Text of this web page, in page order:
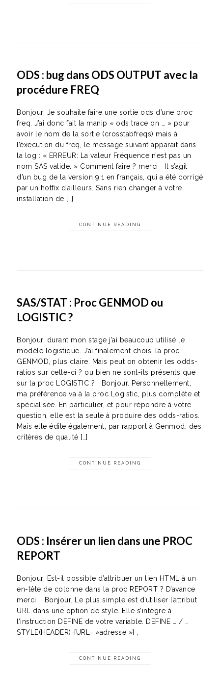
ODS : bug dans ODS OUTPUT avec la
procédure FREQ
Bonjour, Je souhaite faire une sortie ods d’une proc
freq. J’ai donc fait la manip « ods trace on … » pour
avoir le nom de la sortie (crosstabfreqs) mais à
l’éxecution du freq, le message suivant apparait dans
la log : « ERREUR: La valeur Fréquence n’est pas un
nom SAS valide. » Comment faire ? merci Il s’agit
d’un bug de la version 9.1 en français, qui a été corrigé
par un hotfix d’ailleurs. Sans rien changer à votre
installation de […]
CONTINUE READING
SAS/STAT : Proc GENMOD ou
LOGISTIC ?
Bonjour, durant mon stage j’ai beaucoup utilisé le
modèle logistique. J’ai finalement choisi la proc
GENMOD, plus claire. Mais peut on obtenir les odds-
ratios sur celle-ci ? ou bien ne sont-ils présents que
sur la proc LOGISTIC ? Bonjour. Personnellement,
ma préférence va à la proc Logistic, plus complète et
spécialisée. En particulier, et pour répondre à votre
question, elle est la seule à produire des odds-ratios.
Mais elle édite également, par rapport à Genmod, des
critères de qualité […]
CONTINUE READING
ODS : Insérer un lien dans une PROC
REPORT
Bonjour, Est-il possible d’attribuer un lien HTML à un
en-tête de colonne dans la proc REPORT ? D’avance
merci. Bonjour. Le plus simple est d’utiliser l’attribut
URL dans une option de style. Elle s’intègre à
l’instruction DEFINE de votre variable. DEFINE … / …
STYLE(HEADER)=[URL= »adresse »] ;
CONTINUE READING